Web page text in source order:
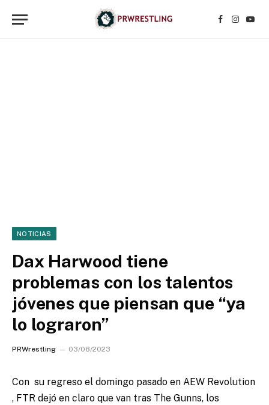
Facebook
NOTICIAS
Dax Harwood tiene
problemas con los talentos
jóvenes que piensan que “ya
lo lograron”
PRWrestling 03/08/2023
Con su regreso el domingo pasado en AEW Revolution
, FTR dejó en claro que van tras The Gunns, los